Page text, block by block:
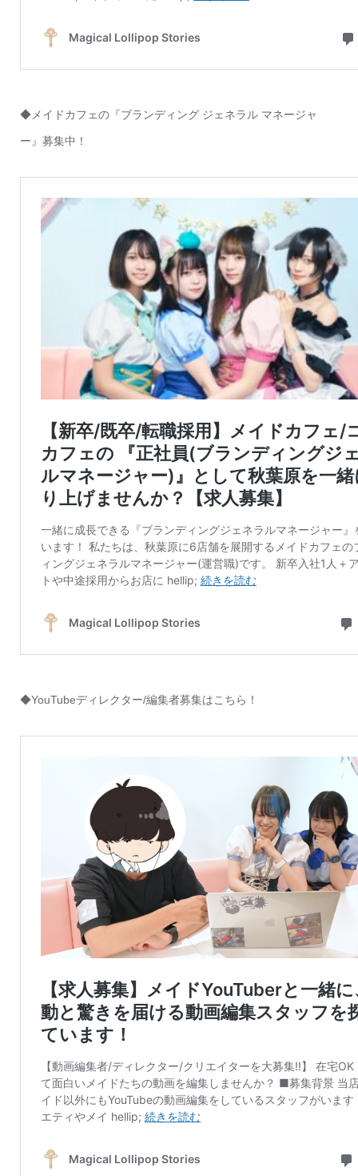
◆メイドカフェの『ブランディング ジェネラル マネージャ
ー』募集中！
◆YouTubeディレクター/編集者募集はこちら！